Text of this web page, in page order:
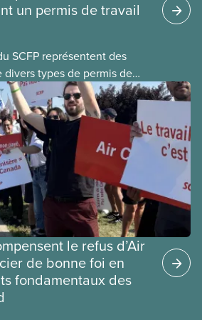
un permis de travail
SCFP représentent des
divers types de permis de
les permis pour
étrangers temporaires,
les permis de
le refus d’Air
de bonne foi en
fondamentaux des